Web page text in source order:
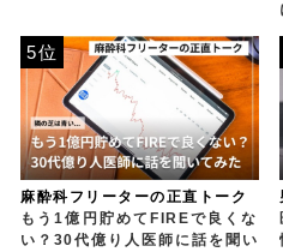
麻酔科フリーターの正直トーク
もう1億円貯めてFIREで良くな
い？30代億り人医師に話を聞い
5位